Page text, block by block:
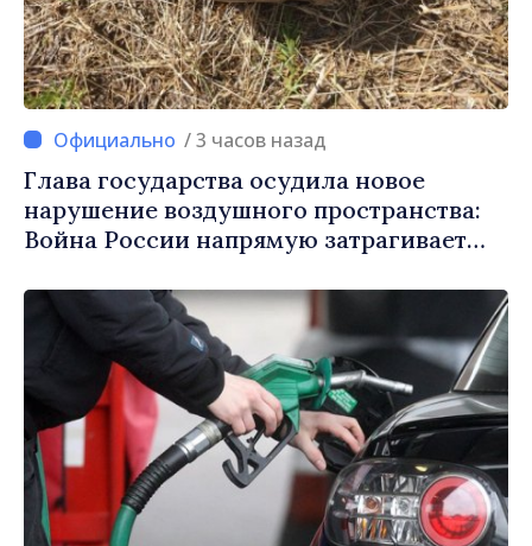
/ 3 часов назад
Глава государства осудила новое
нарушение воздушного пространства:
Война России напрямую затрагивает